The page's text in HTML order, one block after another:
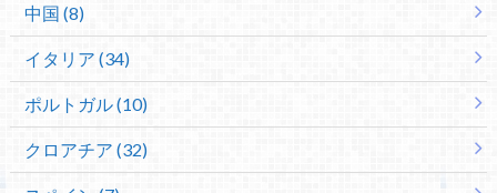
中国 (8)
イタリア (34)
ポルトガル (10)
クロアチア (32)